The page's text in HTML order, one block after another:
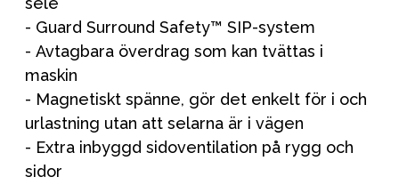
- Guard Surround Safety™ SIP-system
- Avtagbara överdrag som kan tvättas i
maskin
- Magnetiskt spänne, gör det enkelt för i och
urlastning utan att selarna är i vägen
- Extra inbyggd sidoventilation på rygg och
sidor